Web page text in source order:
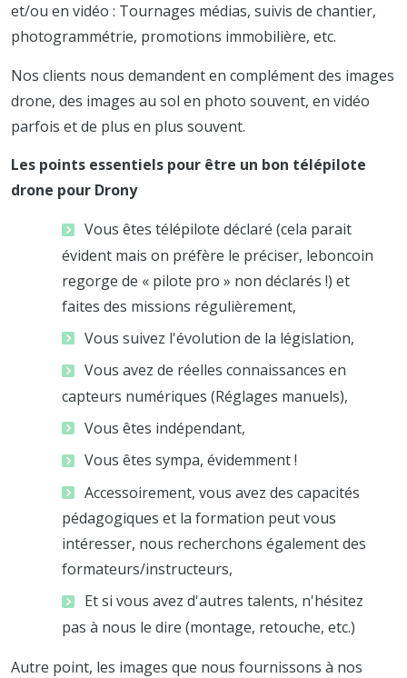
et/ou en vidéo : Tournages médias, suivis de chantier,
photogrammétrie, promotions immobilière, etc.
Nos clients nous demandent en complément des images
drone, des images au sol en photo souvent, en vidéo
parfois et de plus en plus souvent.
Les points essentiels pour être un bon télépilote
drone pour Drony
Vous êtes télépilote déclaré (cela parait
évident mais on préfère le préciser, leboncoin
regorge de « pilote pro » non déclarés !) et
faites des missions régulièrement,
Vous suivez l'évolution de la législation,
Vous avez de réelles connaissances en
capteurs numériques (Réglages manuels),
Vous êtes indépendant,
Vous êtes sympa, évidemment !
Accessoirement, vous avez des capacités
pédagogiques et la formation peut vous
intéresser, nous recherchons également des
formateurs/instructeurs,
Et si vous avez d'autres talents, n'hésitez
pas à nous le dire (montage, retouche, etc.)
Autre point, les images que nous fournissons à nos